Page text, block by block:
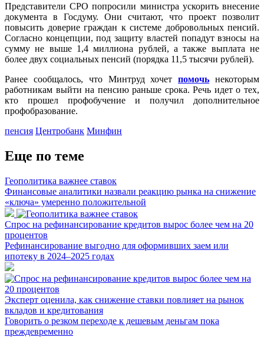
Представители СРО попросили министра ускорить внесение
документа в Госдуму. Они считают, что проект позволит
повысить доверие граждан к системе добровольных пенсий.
Согласно концепции, под защиту властей попадут взносы на
сумму не выше 1,4 миллиона рублей, а также выплата не
более двух социальных пенсий (порядка 11,5 тысячи рублей).
Ранее сообщалось, что Минтруд хочетпомочь некоторым
работникам выйти на пенсию раньше срока. Речь идет о тех,
кто прошел профобучение и получил дополнительное
профобразование.
пенсия Центробанк Минфин
Еще по теме
Геополитика важнее ставок
Финансовые аналитики назвали реакцию рынка на снижение
«ключа» умеренно положительной
Спрос на рефинансирование кредитов вырос более чем на 20
процентов
Рефинансирование выгодно для оформивших заем или
ипотеку в 2024–2025 годах
Эксперт оценила, как снижение ставки повлияет на рынок
вкладов и кредитования
Говорить о резком переходе к дешевым деньгам пока
преждевременно